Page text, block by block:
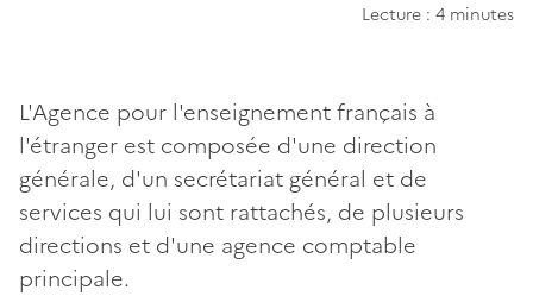
Lecture : 4 minutes
L'Agence pour l'enseignement français à
l'étranger est composée d'une direction
générale, d'un secrétariat général et de
services qui lui sont rattachés, de plusieurs
directions et d'une agence comptable
principale.